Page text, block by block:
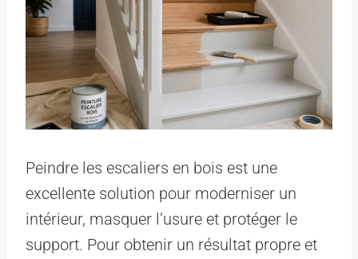
Peindre les escaliers en bois est une
excellente solution pour moderniser un
intérieur, masquer l’usure et protéger le
support. Pour obtenir un résultat propre et